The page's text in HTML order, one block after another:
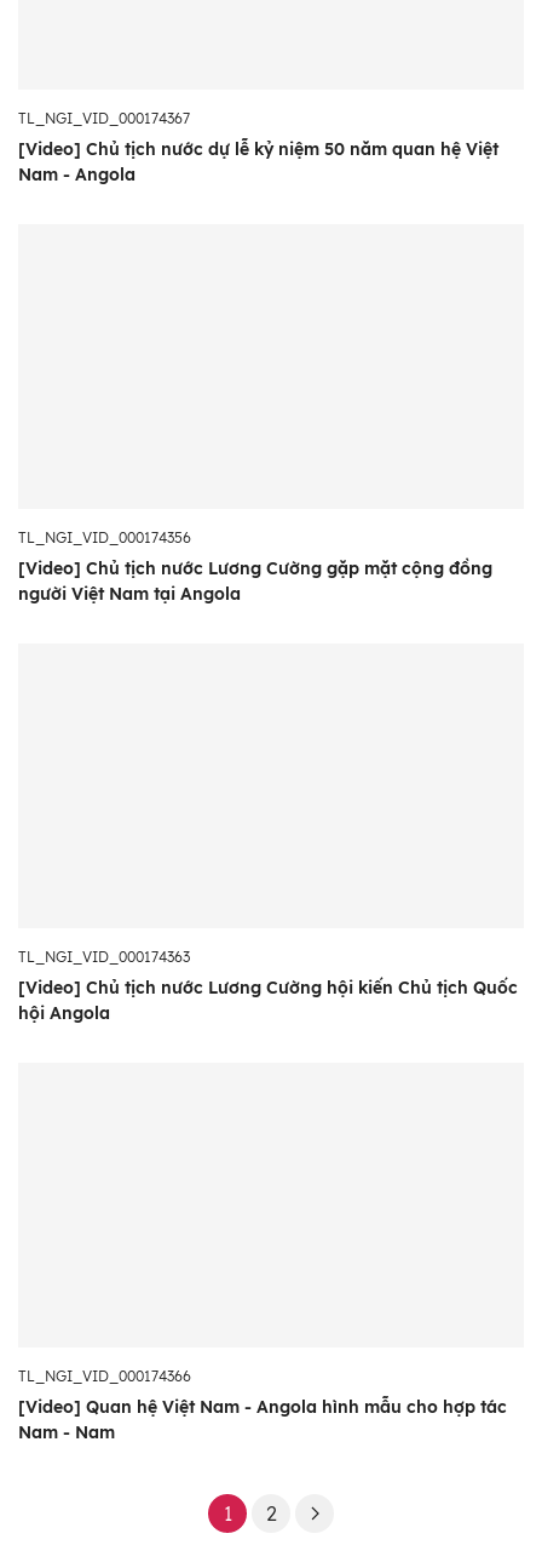
TL_NGI_VID_000174367
[Video] Chủ tịch nước dự lễ kỷ niệm 50 năm quan hệ Việt
Nam - Angola
TL_NGI_VID_000174356
[Video] Chủ tịch nước Lương Cường gặp mặt cộng đồng
người Việt Nam tại Angola
TL_NGI_VID_000174363
[Video] Chủ tịch nước Lương Cường hội kiến Chủ tịch Quốc
hội Angola
TL_NGI_VID_000174366
[Video] Quan hệ Việt Nam - Angola hình mẫu cho hợp tác
Nam - Nam
1 2